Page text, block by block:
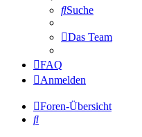
Suche
Das Team
FAQ
Anmelden
Foren-Übersicht
Suche